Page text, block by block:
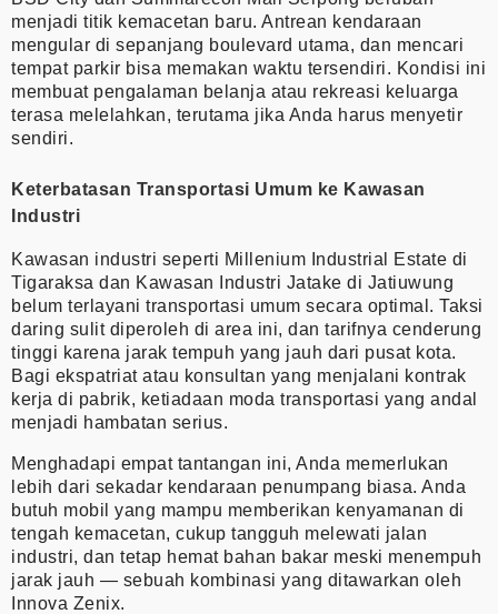
menjadi titik kemacetan baru. Antrean kendaraan
mengular di sepanjang boulevard utama, dan mencari
tempat parkir bisa memakan waktu tersendiri. Kondisi ini
membuat pengalaman belanja atau rekreasi keluarga
terasa melelahkan, terutama jika Anda harus menyetir
sendiri.
Keterbatasan Transportasi Umum ke Kawasan
Industri
Kawasan industri seperti Millenium Industrial Estate di
Tigaraksa dan Kawasan Industri Jatake di Jatiuwung
belum terlayani transportasi umum secara optimal. Taksi
daring sulit diperoleh di area ini, dan tarifnya cenderung
tinggi karena jarak tempuh yang jauh dari pusat kota.
Bagi ekspatriat atau konsultan yang menjalani kontrak
kerja di pabrik, ketiadaan moda transportasi yang andal
menjadi hambatan serius.
Menghadapi empat tantangan ini, Anda memerlukan
lebih dari sekadar kendaraan penumpang biasa. Anda
butuh mobil yang mampu memberikan kenyamanan di
tengah kemacetan, cukup tangguh melewati jalan
industri, dan tetap hemat bahan bakar meski menempuh
jarak jauh — sebuah kombinasi yang ditawarkan oleh
Innova Zenix.